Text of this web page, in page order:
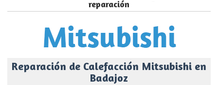
reparación
Reparación de Calefacción Mitsubishi en
Badajoz